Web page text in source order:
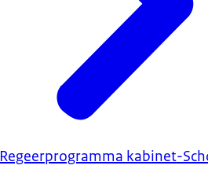
Regeerprogramma kabinet-